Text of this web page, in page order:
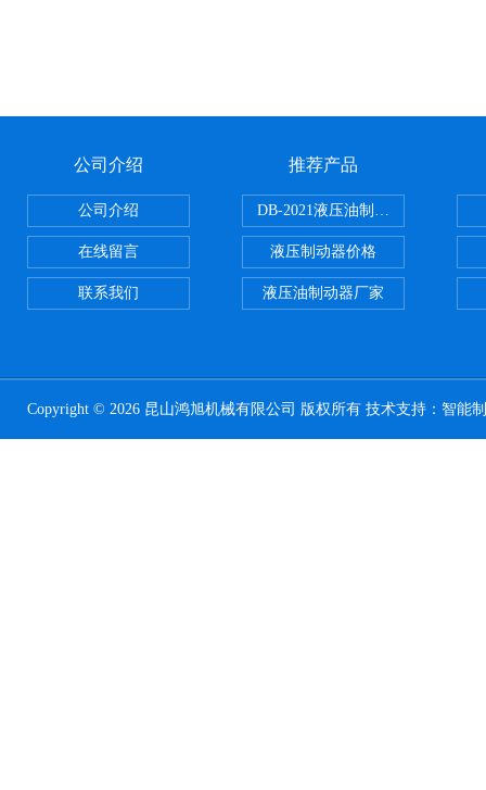
公司介绍
公司介绍
在线留言
联系我们
推荐产品
DB-2021液压油制动器
液压制动器价格
液压油制动器厂家
Copyright © 2026 昆山鸿旭机械有限公司 版权所有 技术支持： 智能